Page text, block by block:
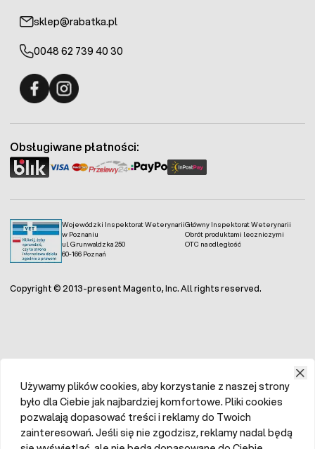
sklep@rabatka.pl
0048 62 739 40 30
Wojewódzki Inspektorat Weterynarii
w Poznaniu
ul. Grunwaldzka 250
60-166 Poznań
Główny Inspektorat Weterynarii
Obrót produktami leczniczymi
OTC na odległość
Obsługiwane płatności:
Copyright © 2013-present Magento, Inc. All rights reserved.
Używamy plików cookies, aby korzystanie z naszej strony
było dla Ciebie jak najbardziej komfortowe. Pliki cookies
pozwalają dopasować treści i reklamy do Twoich
zainteresowań. Jeśli się nie zgodzisz, reklamy nadal będą